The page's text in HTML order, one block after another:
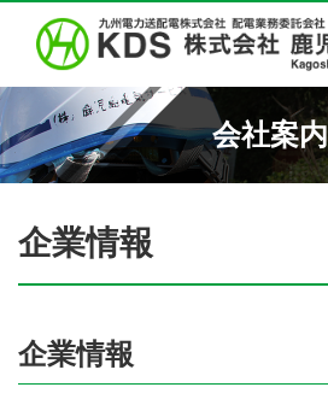
会社案内
企業情報
企業情報